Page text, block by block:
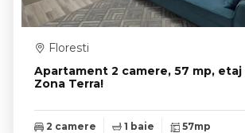
Apartament 2 camere, 57 mp, etaj
Zona Terra!
Floresti
2 camere 1 baie 57mp